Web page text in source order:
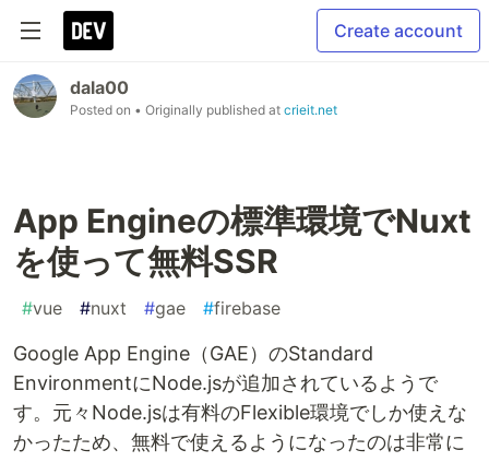
Create account
dala00
Posted on • Originally published at crieit.net
App Engineの標準環境でNuxt
を使って無料SSR
#vue #nuxt #gae #firebase
Google App Engine（GAE）のStandard
EnvironmentにNode.jsが追加されているようで
す。元々Node.jsは有料のFlexible環境でしか使えな
かったため、無料で使えるようになったのは非常に